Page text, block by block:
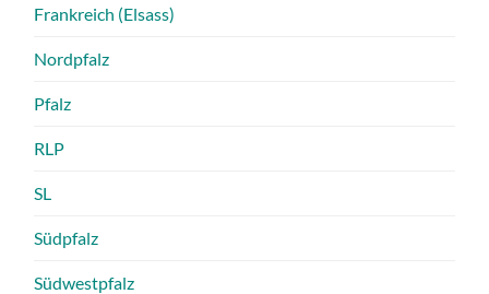
Frankreich (Elsass)
Nordpfalz
Pfalz
RLP
SL
Südpfalz
Südwestpfalz